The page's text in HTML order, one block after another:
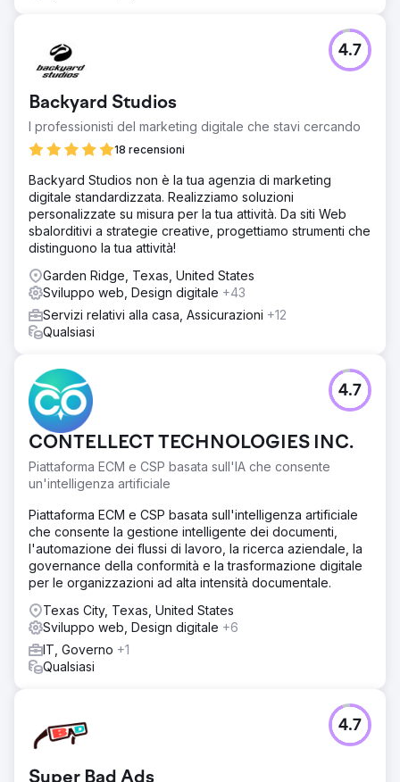
Backyard Studios
I professionisti del marketing digitale che stavi cercando
18 recensioni
4.7
Backyard Studios non è la tua agenzia di marketing
digitale standardizzata. Realizziamo soluzioni
personalizzate su misura per la tua attività. Da siti Web
sbalorditivi a strategie creative, progettiamo strumenti che
distinguono la tua attività!
Garden Ridge, Texas, United States
Sviluppo web, Design digitale +43
Servizi relativi alla casa, Assicurazioni +12
Qualsiasi
CONTELLECT TECHNOLOGIES INC.
Piattaforma ECM e CSP basata sull'IA che consente
un'intelligenza artificiale
4.7
Piattaforma ECM e CSP basata sull'intelligenza artificiale
che consente la gestione intelligente dei documenti,
l'automazione dei flussi di lavoro, la ricerca aziendale, la
governance della conformità e la trasformazione digitale
per le organizzazioni ad alta intensità documentale.
Texas City, Texas, United States
Sviluppo web, Design digitale +6
IT, Governo +1
Qualsiasi
Super Bad Ads
4.7